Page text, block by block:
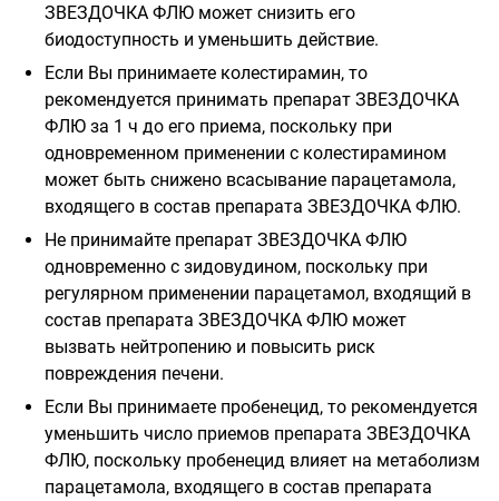
ЗВЕЗДОЧКА ФЛЮ может снизить его
биодоступность и уменьшить действие.
Если Вы принимаете колестирамин, то
рекомендуется принимать препарат ЗВЕЗДОЧКА
ФЛЮ за 1 ч до его приема, поскольку при
одновременном применении с колестирамином
может быть снижено всасывание парацетамола,
входящего в состав препарата ЗВЕЗДОЧКА ФЛЮ.
Не принимайте препарат ЗВЕЗДОЧКА ФЛЮ
одновременно с зидовудином, поскольку при
регулярном применении парацетамол, входящий в
состав препарата ЗВЕЗДОЧКА ФЛЮ может
вызвать нейтропению и повысить риск
повреждения печени.
Если Вы принимаете пробенецид, то рекомендуется
уменьшить число приемов препарата ЗВЕЗДОЧКА
ФЛЮ, поскольку пробенецид влияет на метаболизм
парацетамола, входящего в состав препарата